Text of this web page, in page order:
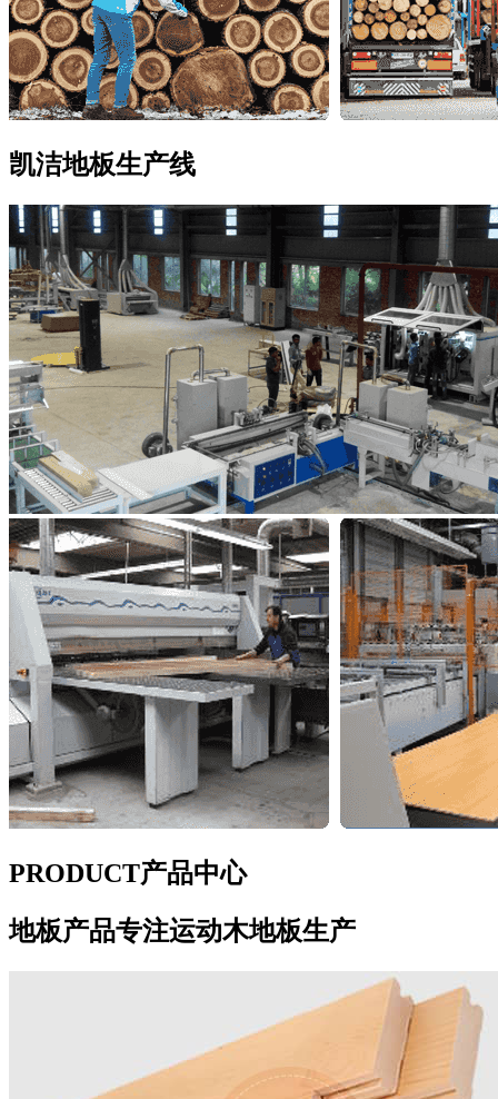
凯洁地板生产线
PRODUCT产品中心
地板产品专注运动木地板生产